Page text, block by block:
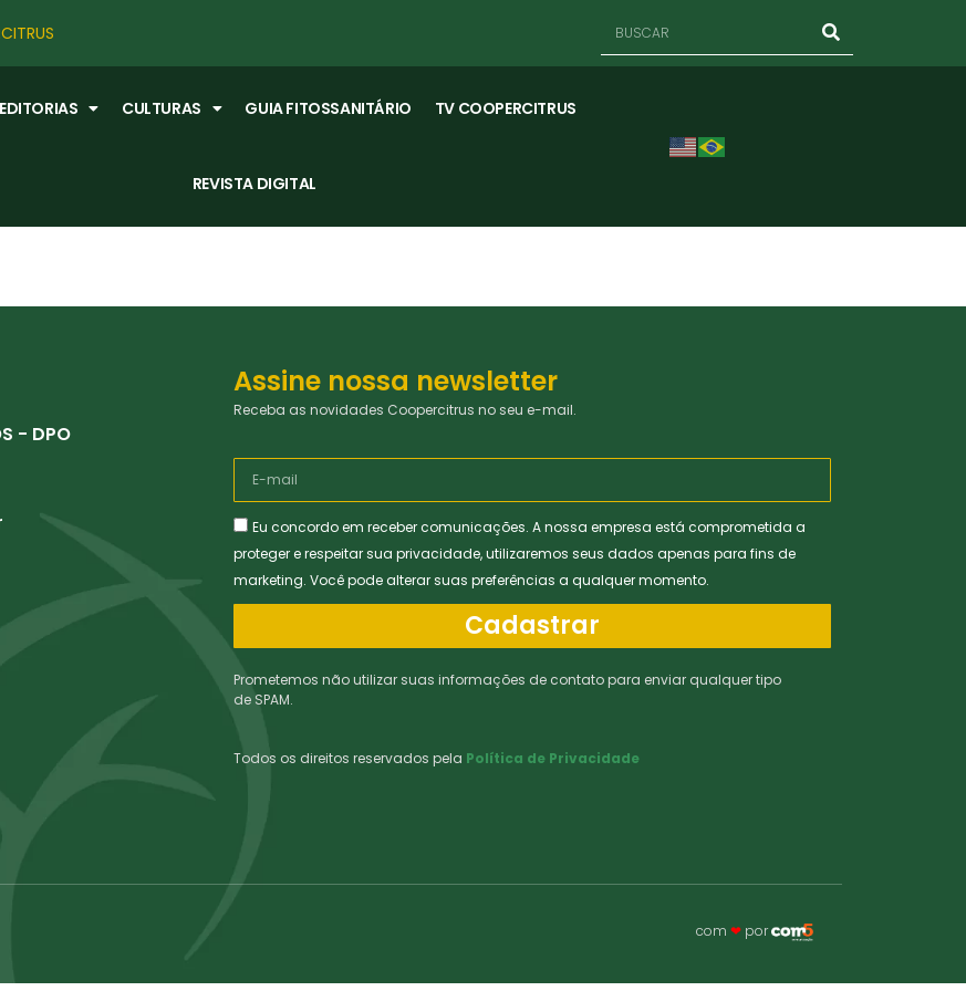
EDITORIAS CULTURAS GUIA FITOSSANITÁRIO TV COOPERCITRUS
REVISTA DIGITAL
- DPO
Assine nossa newsletter
Receba as novidades Coopercitrus no seu e-mail.
Eu concordo em receber comunicações. A nossa empresa está comprometida a
proteger e respeitar sua privacidade, utilizaremos seus dados apenas para fins de
marketing. Você pode alterar suas preferências a qualquer momento.
Cadastrar
Prometemos não utilizar suas informações de contato para enviar qualquer tipo
de SPAM.
Todos os direitos reservados pela Política de Privacidade
com ❤ por ​​